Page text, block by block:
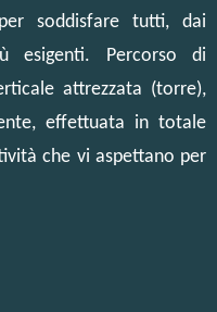
soddisfare tutti, dai
esigenti. Percorso di
attrezzata (torre),
effettuata in totale
che vi aspettano per